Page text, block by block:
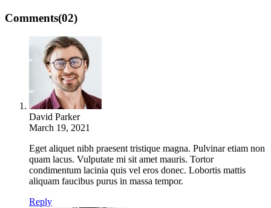
Comments(02)
David Parker
March 19, 2021
Eget aliquet nibh praesent tristique magna. Pulvinar etiam non
quam lacus. Vulputate mi sit amet mauris. Tortor
condimentum lacinia quis vel eros donec. Lobortis mattis
aliquam faucibus purus in massa tempor.
Reply